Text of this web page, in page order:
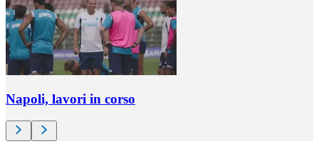
Napoli, lavori in corso